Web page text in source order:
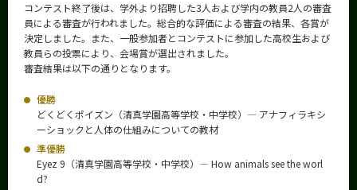
コンテスト終了後は、学外より招聘した3人および学内の教員2人の審査
員による審査が行われました。総合的な評価による審査の結果、各賞が
決定しました。また、一般参加者とコンテストに参加した高校生および
教員らの投票により、会場賞が選出されました。
審査結果は以下の通りとなります。
優勝
どくどくポイズン（清真学園高等学校・中学校）― アナフィラキシ
ーショックと人体の仕組みについての教材
準優勝
Eyez 9（清真学園高等学校・中学校）― How animals see the worl
d?